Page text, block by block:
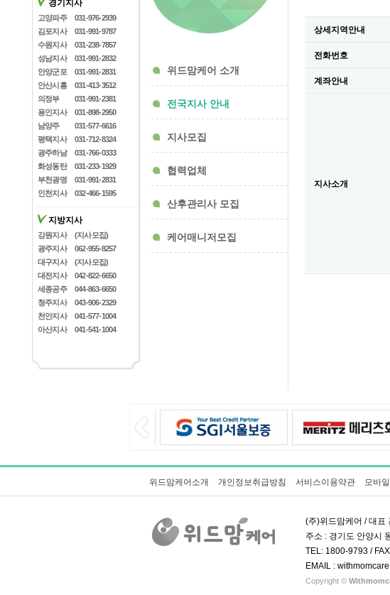
위드맘케어 소개
전국지사 안내
지사모집
협력업체
산후관리사 모집
케어매니저모집
경기지사
고양파주
031-976-2939
김포지사
031-991-9787
수원지사
031-238-7857
성남지사
031-991-2832
안양군포
031-991-2831
안산시흥
031-413-3512
의정부
031-991-2381
용인지사
031-898-2950
남양주
031-577-6616
평택지사
031-712-8324
광주하남
031-766-0333
화성동탄
031-233-1929
부천광명
031-991-2831
인천지사
032-466-1595
지방지사
강원지사
(지사모집)
광주지사
062-955-8257
대구지사
(지사모집)
대전지사
042-822-6650
세종공주
044-863-6650
청주지사
043-906-2329
천안지사
041-577-1004
아산지사
041-541-1004
상세지역안내
전화번호
계좌안내
지사소개
위드맘케어소개 개인정보취급방침 서비스이용약관 모바
(주)위드맘케어 / 대표
주소 : 경기도 안양시
TEL: 1800-9793 /
EMAIL :
Copyright ©